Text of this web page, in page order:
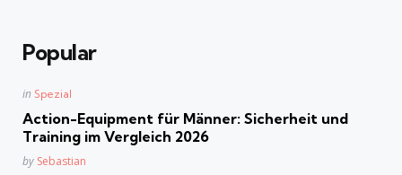
Popular
Posted
in Spezial
Action-Equipment für Männer: Sicherheit und
Training im Vergleich 2026
Posted
by Sebastian